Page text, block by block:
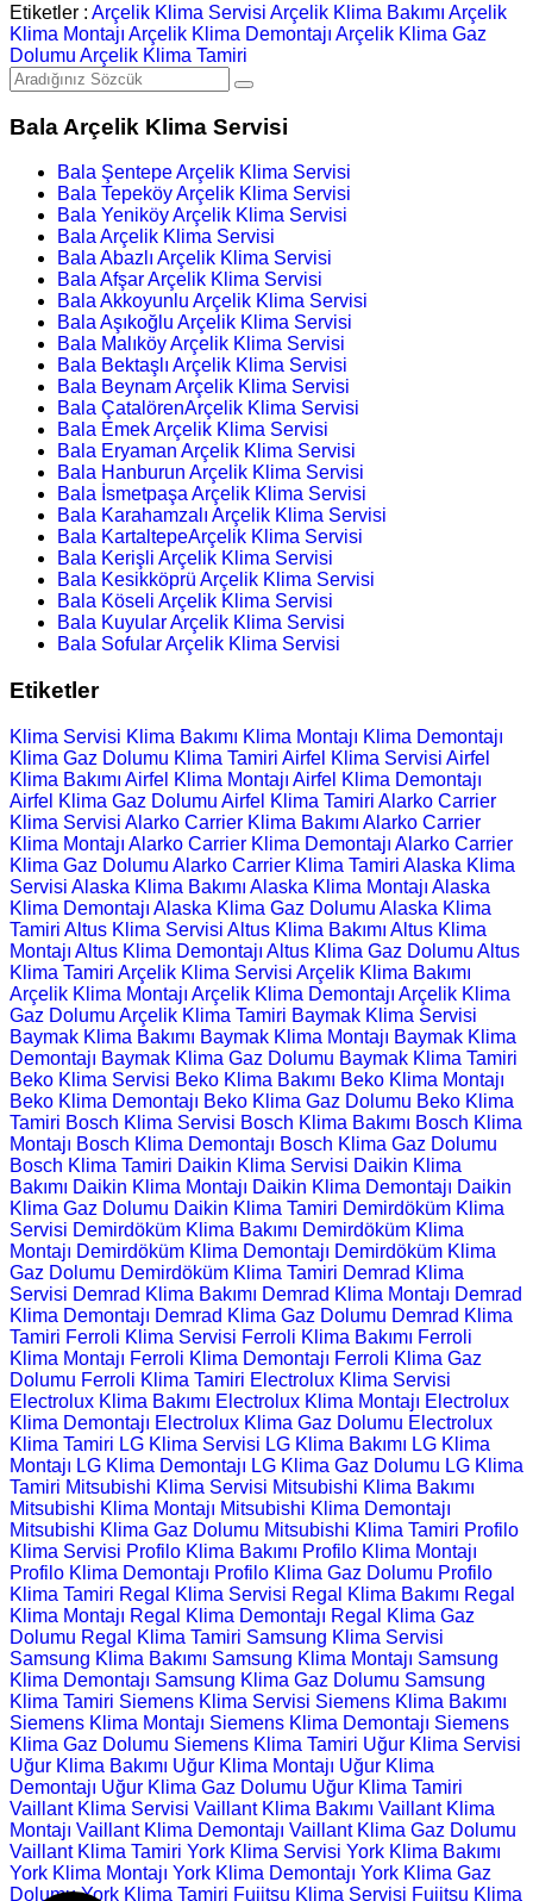
Etiketler : Arçelik Klima Servisi Arçelik Klima Bakımı Arçelik
Klima Montajı Arçelik Klima Demontajı Arçelik Klima Gaz
Dolumu Arçelik Klima Tamiri
Bala Arçelik Klima Servisi
Bala Şentepe Arçelik Klima Servisi
Bala Tepeköy Arçelik Klima Servisi
Bala Yeniköy Arçelik Klima Servisi
Bala Arçelik Klima Servisi
Bala Abazlı Arçelik Klima Servisi
Bala Afşar Arçelik Klima Servisi
Bala Akkoyunlu Arçelik Klima Servisi
Bala Aşıkoğlu Arçelik Klima Servisi
Bala Malıköy Arçelik Klima Servisi
Bala Bektaşlı Arçelik Klima Servisi
Bala Beynam Arçelik Klima Servisi
Bala ÇatalörenArçelik Klima Servisi
Bala Emek Arçelik Klima Servisi
Bala Eryaman Arçelik Klima Servisi
Bala Hanburun Arçelik Klima Servisi
Bala İsmetpaşa Arçelik Klima Servisi
Bala Karahamzalı Arçelik Klima Servisi
Bala KartaltepeArçelik Klima Servisi
Bala Kerişli Arçelik Klima Servisi
Bala Kesikköprü Arçelik Klima Servisi
Bala Köseli Arçelik Klima Servisi
Bala Kuyular Arçelik Klima Servisi
Bala Sofular Arçelik Klima Servisi
Etiketler
Klima Servisi Klima Bakımı Klima Montajı Klima Demontajı
Klima Gaz Dolumu Klima Tamiri Airfel Klima Servisi Airfel
Klima Bakımı Airfel Klima Montajı Airfel Klima Demontajı
Airfel Klima Gaz Dolumu Airfel Klima Tamiri Alarko Carrier
Klima Servisi Alarko Carrier Klima Bakımı Alarko Carrier
Klima Montajı Alarko Carrier Klima Demontajı Alarko Carrier
Klima Gaz Dolumu Alarko Carrier Klima Tamiri Alaska Klima
Servisi Alaska Klima Bakımı Alaska Klima Montajı Alaska
Klima Demontajı Alaska Klima Gaz Dolumu Alaska Klima
Tamiri Altus Klima Servisi Altus Klima Bakımı Altus Klima
Montajı Altus Klima Demontajı Altus Klima Gaz Dolumu Altus
Klima Tamiri Arçelik Klima Servisi Arçelik Klima Bakımı
Arçelik Klima Montajı Arçelik Klima Demontajı Arçelik Klima
Gaz Dolumu Arçelik Klima Tamiri Baymak Klima Servisi
Baymak Klima Bakımı Baymak Klima Montajı Baymak Klima
Demontajı Baymak Klima Gaz Dolumu Baymak Klima Tamiri
Beko Klima Servisi Beko Klima Bakımı Beko Klima Montajı
Beko Klima Demontajı Beko Klima Gaz Dolumu Beko Klima
Tamiri Bosch Klima Servisi Bosch Klima Bakımı Bosch Klima
Montajı Bosch Klima Demontajı Bosch Klima Gaz Dolumu
Bosch Klima Tamiri Daikin Klima Servisi Daikin Klima
Bakımı Daikin Klima Montajı Daikin Klima Demontajı Daikin
Klima Gaz Dolumu Daikin Klima Tamiri Demirdöküm Klima
Servisi Demirdöküm Klima Bakımı Demirdöküm Klima
Montajı Demirdöküm Klima Demontajı Demirdöküm Klima
Gaz Dolumu Demirdöküm Klima Tamiri Demrad Klima
Servisi Demrad Klima Bakımı Demrad Klima Montajı Demrad
Klima Demontajı Demrad Klima Gaz Dolumu Demrad Klima
Tamiri Ferroli Klima Servisi Ferroli Klima Bakımı Ferroli
Klima Montajı Ferroli Klima Demontajı Ferroli Klima Gaz
Dolumu Ferroli Klima Tamiri Electrolux Klima Servisi
Electrolux Klima Bakımı Electrolux Klima Montajı Electrolux
Klima Demontajı Electrolux Klima Gaz Dolumu Electrolux
Klima Tamiri LG Klima Servisi LG Klima Bakımı LG Klima
Montajı LG Klima Demontajı LG Klima Gaz Dolumu LG Klima
Tamiri Mitsubishi Klima Servisi Mitsubishi Klima Bakımı
Mitsubishi Klima Montajı Mitsubishi Klima Demontajı
Mitsubishi Klima Gaz Dolumu Mitsubishi Klima Tamiri Profilo
Klima Servisi Profilo Klima Bakımı Profilo Klima Montajı
Profilo Klima Demontajı Profilo Klima Gaz Dolumu Profilo
Klima Tamiri Regal Klima Servisi Regal Klima Bakımı Regal
Klima Montajı Regal Klima Demontajı Regal Klima Gaz
Dolumu Regal Klima Tamiri Samsung Klima Servisi
Samsung Klima Bakımı Samsung Klima Montajı Samsung
Klima Demontajı Samsung Klima Gaz Dolumu Samsung
Klima Tamiri Siemens Klima Servisi Siemens Klima Bakımı
Siemens Klima Montajı Siemens Klima Demontajı Siemens
Klima Gaz Dolumu Siemens Klima Tamiri Uğur Klima Servisi
Uğur Klima Bakımı Uğur Klima Montajı Uğur Klima
Demontajı Uğur Klima Gaz Dolumu Uğur Klima Tamiri
Vaillant Klima Servisi Vaillant Klima Bakımı Vaillant Klima
Montajı Vaillant Klima Demontajı Vaillant Klima Gaz Dolumu
Vaillant Klima Tamiri York Klima Servisi York Klima Bakımı
York Klima Montajı York Klima Demontajı York Klima Gaz
Dolumu York Klima Tamiri Fujitsu Klima Servisi Fujitsu Klima